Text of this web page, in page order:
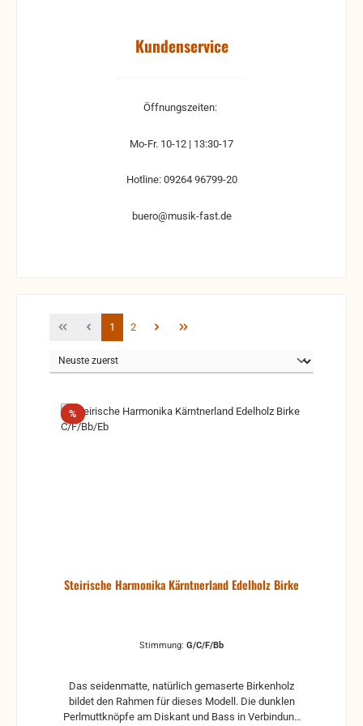
Kundenservice
Öffnungszeiten:
Mo-Fr. 10-12 | 13:30-17
Hotline: 09264 96799-20
buero@musik-fast.de
Seite
1 Seite
2
%Rabatt
Steirische Harmonika Kärntnerland Edelholz Birke
Stimmung: G/C/F/Bb
Das seidenmatte, natürlich gemaserte Birkenholz
bildet den Rahmen für dieses Modell. Die dunklen
Perlmuttknöpfe am Diskant und Bass in Verbindung